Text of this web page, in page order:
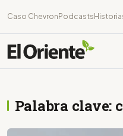
Caso Chevron Podcasts
Palabra clave: